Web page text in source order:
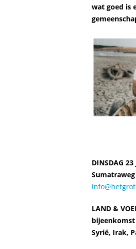
wat goed is
DINSDAG
LAND &
Syrië, Irak,